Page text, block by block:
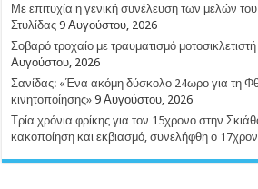
Με επιτυχία η γενική συνέλευση των μελών
Στυλίδας 9 Αυγούστου, 2026
Σοβαρό τροχαίο με τραυματισμό
Αυγούστου, 2026
Σανίδας: «Ένα ακόμη δύσκολο 24ωρο για τη
κινητοποίησης» 9 Αυγούστου, 2026
Τρία χρόνια φρίκης για τον 15χρονο στην
κακοποίηση και εκβιασμό, συνελήφθη ο